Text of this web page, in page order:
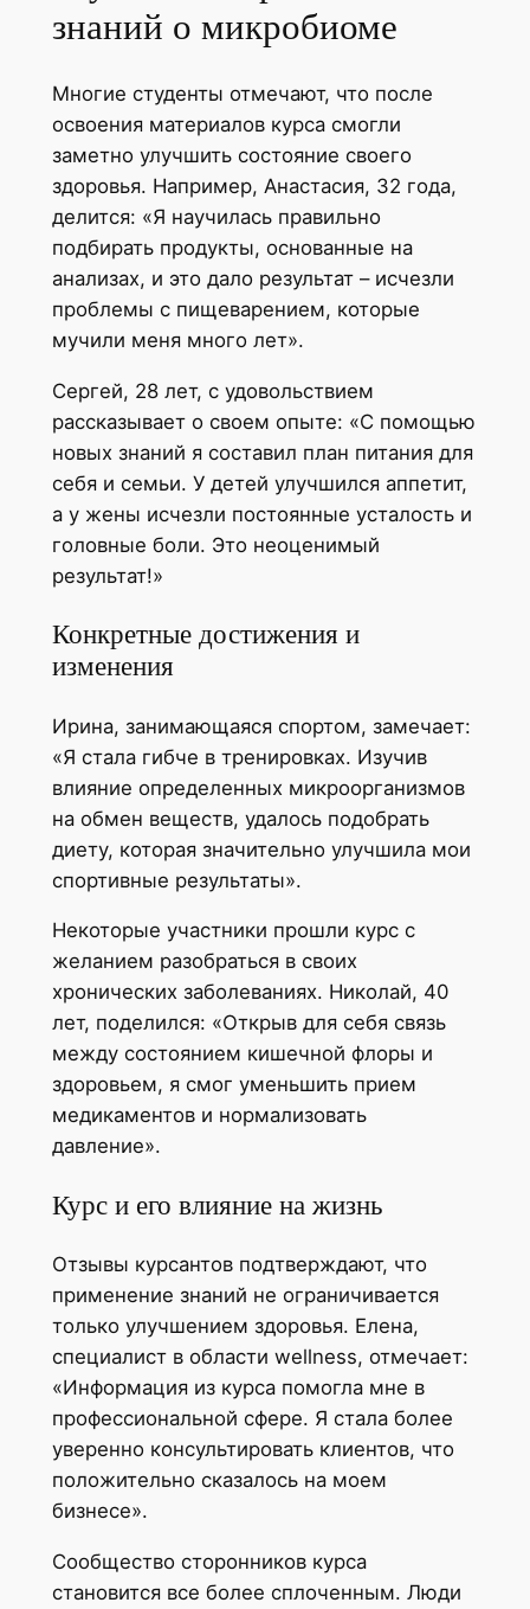
знаний о микробиоме
Многие студенты отмечают, что после
освоения материалов курса смогли
заметно улучшить состояние своего
здоровья. Например, Анастасия, 32 года,
делится: «Я научилась правильно
подбирать продукты, основанные на
анализах, и это дало результат – исчезли
проблемы с пищеварением, которые
мучили меня много лет».
Сергей, 28 лет, с удовольствием
рассказывает о своем опыте: «С помощью
новых знаний я составил план питания для
себя и семьи. У детей улучшился аппетит,
а у жены исчезли постоянные усталость и
головные боли. Это неоценимый
результат!»
Конкретные достижения и
изменения
Ирина, занимающаяся спортом, замечает:
«Я стала гибче в тренировках. Изучив
влияние определенных микроорганизмов
на обмен веществ, удалось подобрать
диету, которая значительно улучшила мои
спортивные результаты».
Некоторые участники прошли курс с
желанием разобраться в своих
хронических заболеваниях. Николай, 40
лет, поделился: «Открыв для себя связь
между состоянием кишечной флоры и
здоровьем, я смог уменьшить прием
медикаментов и нормализовать
давление».
Курс и его влияние на жизнь
Отзывы курсантов подтверждают, что
применение знаний не ограничивается
только улучшением здоровья. Елена,
специалист в области wellness, отмечает:
«Информация из курса помогла мне в
профессиональной сфере. Я стала более
уверенно консультировать клиентов, что
положительно сказалось на моем
бизнесе».
Сообщество сторонников курса
становится все более сплоченным. Люди